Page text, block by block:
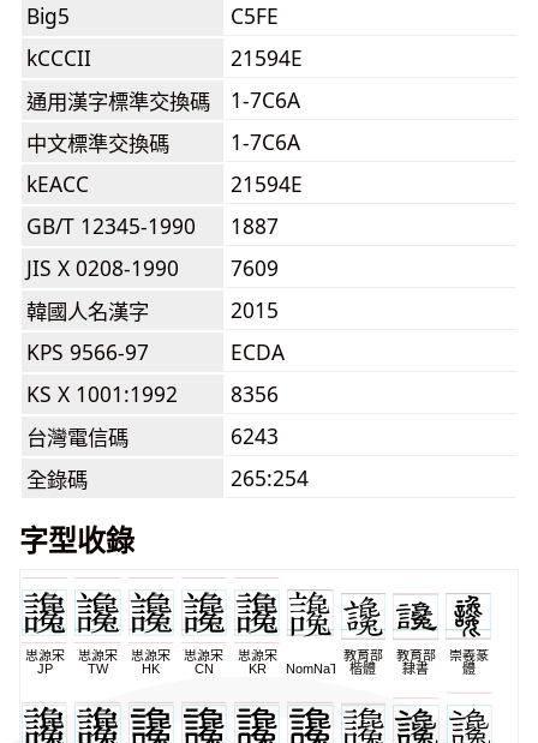
Big5
C5FE
kCCCII
21594E
通用漢字標準交換碼
1-7C6A
中文標準交換碼
1-7C6A
kEACC
21594E
GB/T 12345-1990
1887
JIS X 0208-1990
7609
韓國人名漢字
2015
KPS 9566-97
ECDA
KS X 1001:1992
8356
台灣電信碼
6243
全錄碼
265:254
字型收錄
思源宋
JP
思源宋
TW
思源宋
HK
思源宋
CN
思源宋
KR
NomNaTong
教育部
楷體
教育部
隸書
崇羲篆
體